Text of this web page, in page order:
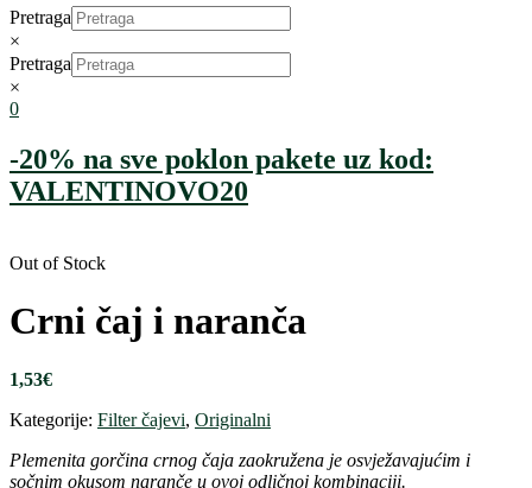
Pretraga
×
Pretraga
×
0
-20% na sve poklon pakete uz kod:
VALENTINOVO20
Out of Stock
Crni čaj i naranča
1,53€
Kategorije: Filter čajevi, Originalni
Plemenita gorčina crnog čaja zaokružena je osvježavajućim i
sočnim okusom naranče u ovoj odličnoj kombinaciji.